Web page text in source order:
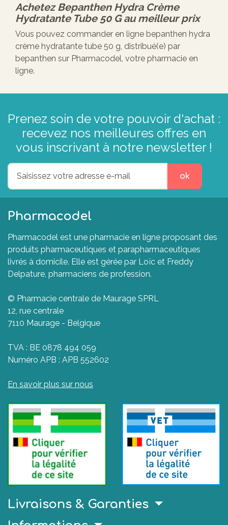
AchetezBepanthen Hydra Crème
Hydratante Tube 50 Gau meilleur prix
Vous pouvez commander en ligne bepanthen hydra
crème hydratante tube 50 g, distribué(e) par
bepanthen sur Pharmacodel, votre pharmacie en
ligne.
Prenez soin de votre pouvoir d'achat :
recevez nos meilleures offres en
vous inscrivant à notre newsletter !
ok
Pharmacodel
Pharmacodel est une pharmacie en ligne proposant des
produits pharmaceutiques et parapharmaceutiques
livrés à domicile. Elle est gérée par Loïc et Freddy
Delpature, pharmaciens de profession.
© Pharmacie centrale de Maurage SPRL
12, rue centrale
7110 Maurage - Belgique
TVA : BE 0878 494 059
Numéro APB : APB 552602
En savoir plus sur nous
Livraisons & Garanties